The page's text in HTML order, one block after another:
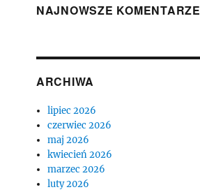
NAJNOWSZE KOMENTARZE
ARCHIWA
lipiec 2026
czerwiec 2026
maj 2026
kwiecień 2026
marzec 2026
luty 2026